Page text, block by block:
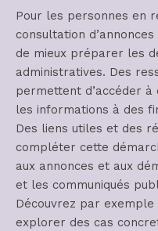
Pour les personnes en
consultation
de mieux préparer les
administratives. Des
permettent d’accéder à
les informations à des
Des liens utiles et des
compléter cette
aux annonces et aux
et les communiqués
Découvrez par
explorer des cas